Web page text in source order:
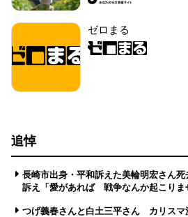
ゼロまる
追悼
長崎市出身・平和訴えた美輪明宏さん
訴え「愛があれば 戦争なんか起こりま
つげ義春さんと白土三平さん カリスマ